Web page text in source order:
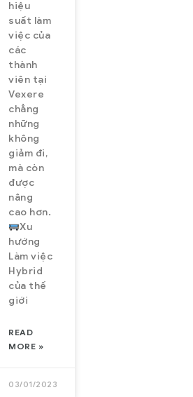
hiệu
suất làm
việc của
các
thành
viên tại
Vexere
chẳng
những
không
giảm đi,
mà còn
được
nâng
cao hơn.
Xu
hướng
Làm việc
Hybrid
của thế
giới
READ
MORE »
03/01/2023